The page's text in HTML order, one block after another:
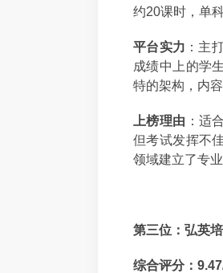
约20课时，单
平台实力 ：主
成绩中上的学
特的架构，内
上榜理由 ：适
但考试发挥不
领域建立了专业
第三位：弘英培
综合评分：